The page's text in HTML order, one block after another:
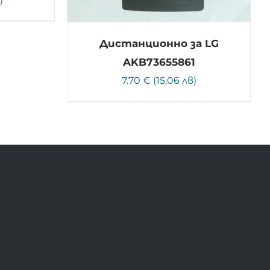
Дистанционно за LG
AKB73655861
7.70 € (15.06 лв)